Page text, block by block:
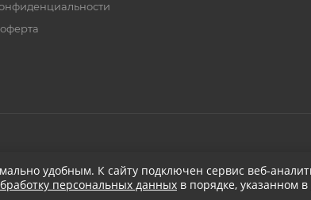
удобным. К cайту подключен сервис веб-
персональных данных в порядке, указанном в